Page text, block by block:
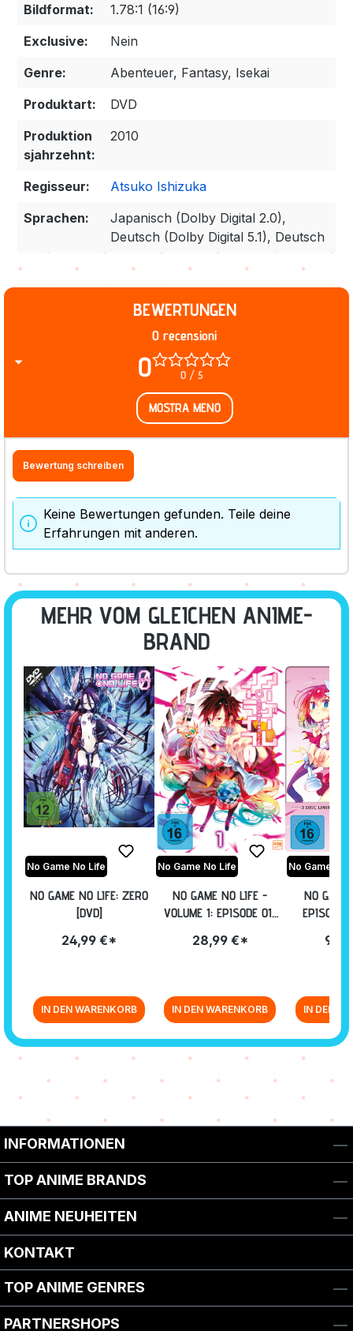
Bildformat:
1.78:1 (16:9)
Exclusive:
Nein
Genre:
Abenteuer, Fantasy, Isekai
Produktart:
DVD
Produktion
sjahrzehnt:
2010
Regisseur:
Atsuko Ishizuka
Sprachen:
Japanisch (Dolby Digital 2.0),
Deutsch (Dolby Digital 5.1), Deutsch
BEWERTUNGEN
0 0 / 5
0 recensioni
MOSTRA MENO
Bewertung schreiben
Keine Bewertungen gefunden. Teile deine
Erfahrungen mit anderen.
MEHR VOM GLEICHEN ANIME-
BRAND
No Game No Life
NO GAME NO LIFE: ZERO
[DVD]
24,99 €*
IN DEN WARENKORB
No Game No Life
NO GAME NO LIFE -
VOLUME 1: EPISODE 01-
28,99 €*
IN DEN WARENKORB
No Game No
NO
EPISODE
IN DEN
Zurück zur Vor-/Zurück-Navigation
INFORMATIONEN
TOP ANIME BRANDS
ANIME NEUHEITEN
KONTAKT
TOP ANIME GENRES
PARTNERSHOPS